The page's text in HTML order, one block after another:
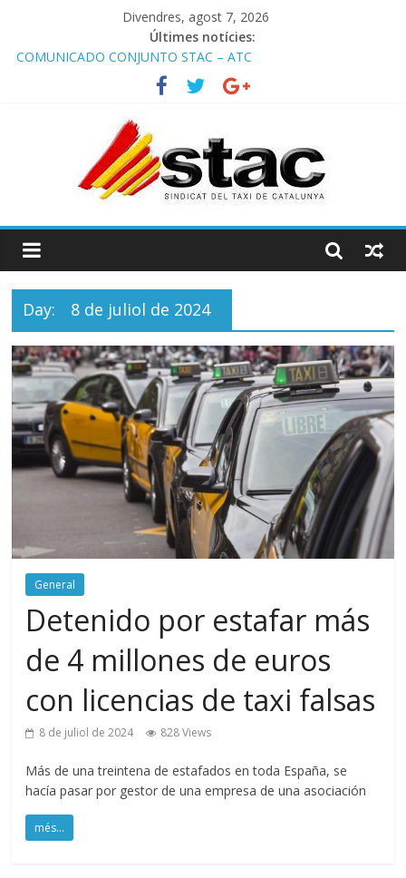
Divendres, agost 7, 2026
Últimes notícies:
COMUNICADO CONJUNTO STAC – ATC
Comunicado STAC/ ATC de la reunión con los Mossos d
‘Esquadra del aeropuerto de Barcelona.
Programa de Radio TAXI LIBRE 29.07.2026 en COOLTURA FM.
STAC/ATC SOLICITAN TAULA TÈCNICA PARA MEJORAR LA
OPERATIVA DE ENTRADA EN EL PUERTO DE BARCELONA.
Programa de Radio TAXI LIBRE 22.07.2026 en COOLTURA FM.
Day: 8 de juliol de 2024
General
Detenido por estafar más
de 4 millones de euros
con licencias de taxi falsas
8 de juliol de 2024 828 Views
Más de una treintena de estafados en toda España, se
hacía pasar por gestor de una empresa de una asociación
més...